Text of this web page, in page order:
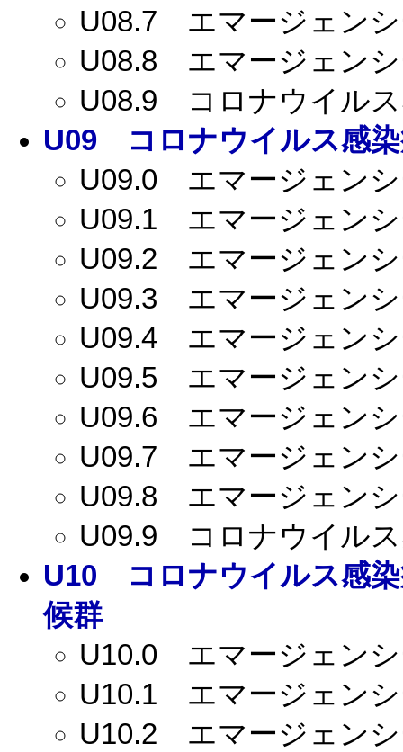
U08.7 エマージェンシ
U08.8 エマージェンシ
U08.9 コロナウイルス
U09 コロナウイルス感染
U09.0 エマージェンシ
U09.1 エマージェンシ
U09.2 エマージェンシ
U09.3 エマージェンシ
U09.4 エマージェンシ
U09.5 エマージェンシ
U09.6 エマージェンシ
U09.7 エマージェンシ
U09.8 エマージェンシ
U09.9 コロナウイルス
U10 コロナウイルス感染
候群
U10.0 エマージェンシ
U10.1 エマージェンシ
U10.2 エマージェンシ